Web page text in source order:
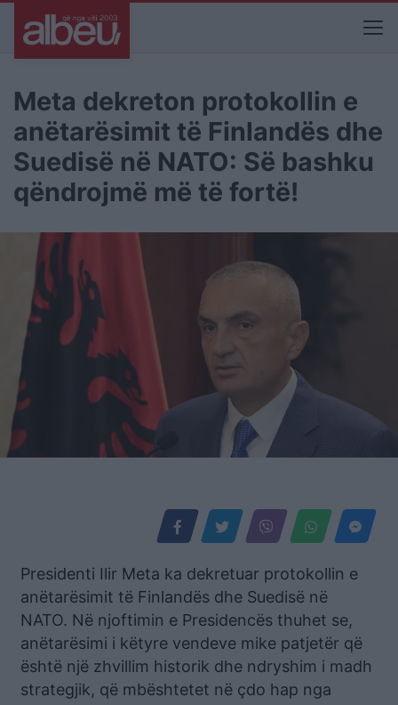
Meta dekreton protokollin e
anëtarësimit të Finlandës dhe
Suedisë në NATO: Së bashku
qëndrojmë më të fortë!
Presidenti Ilir Meta ka dekretuar protokollin e
anëtarësimit të Finlandës dhe Suedisë në
NATO. Në njoftimin e Presidencës thuhet se,
anëtarësimi i këtyre vendeve mike patjetër që
është një zhvillim historik dhe ndryshim i madh
strategjik, që mbështetet në çdo hap nga